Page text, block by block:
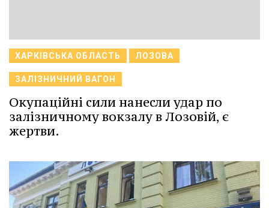
ХАРКІВСЬКА ОБЛАСТЬ ЛОЗОВА
ЗАЛІЗНИЧНИЙ ВАГОН
Окупаційні сили нанесли удар по
залізничному вокзалу в Лозовій, є
жертви.